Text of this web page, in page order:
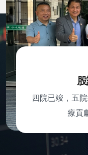
四院已竣，五
療貢